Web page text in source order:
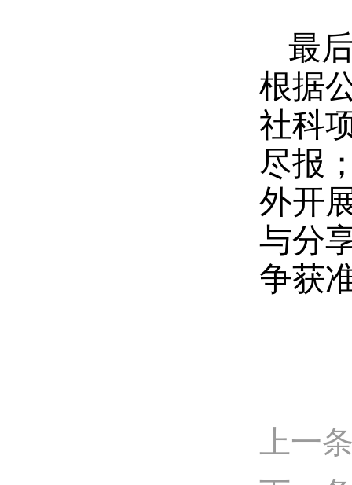
最
根据
社科
尽报
外开
与分
争获
上一